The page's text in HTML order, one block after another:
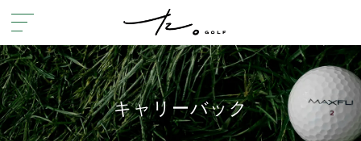
キャリーバック